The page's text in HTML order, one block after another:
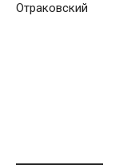
Отраковский